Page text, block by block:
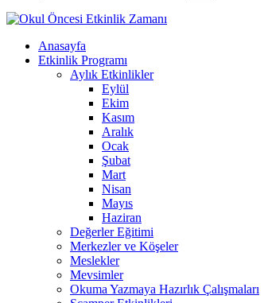
Anasayfa
Etkinlik Programı
Aylık Etkinlikler
Eylül
Ekim
Kasım
Aralık
Ocak
Şubat
Mart
Nisan
Mayıs
Haziran
Değerler Eğitimi
Merkezler ve Köşeler
Meslekler
Mevsimler
Okuma Yazmaya Hazırlık Çalışmaları